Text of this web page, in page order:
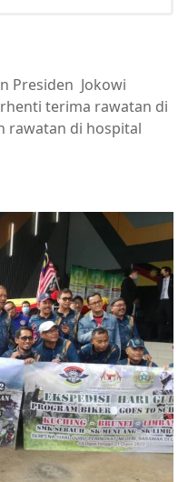
Presiden Jokowi
terima rawatan di
rawatan di hospital